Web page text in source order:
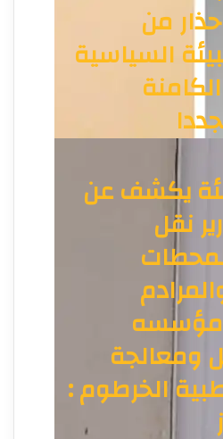
من
السياسية
يكشف عن
نقل
وخدمة 95 مؤسسه
ومعالجة
الخرطوم :